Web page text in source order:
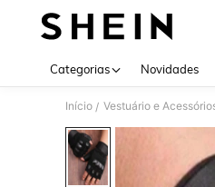
Categorias Novidades
Início / Vestuário e